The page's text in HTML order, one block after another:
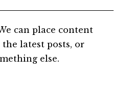
can place content
latest posts, or
else.